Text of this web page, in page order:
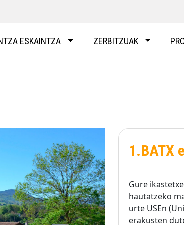
ESKAINTZA ZERBITZUAK
1.BATX
Gure
hautatzeko
urte USEn
erakusten